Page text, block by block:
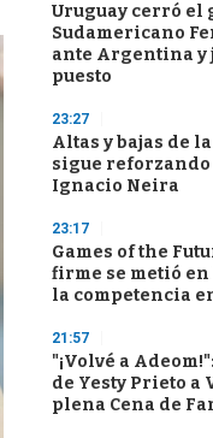
Uruguay cerró el
Sudamericano
ante Argentina y
puesto
23:27
Altas y bajas de
sigue reforzando
Ignacio Neira
23:17
Games of the
firme se metió
la competencia
21:57
"¡Volvé a
de Yesty Prieto
plena Cena de